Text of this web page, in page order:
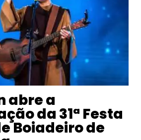
abre a
da 31ª Festa
Boiadeiro de